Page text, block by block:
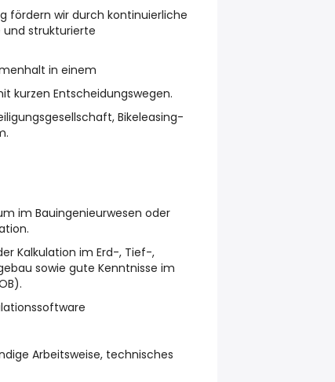
fördern wir durch kontinuierliche
strukturierte
in einem
kurzen Entscheidungswegen.
Bikeleasing-
im Bauingenieurwesen oder
Kalkulation im Erd-, Tief-,
sowie gute Kenntnisse im
Arbeitsweise, technisches